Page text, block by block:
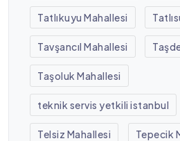
Tatlıkuyu Mahallesi
Tavşancıl Mahallesi
Taşoluk Mahallesi
teknik servis yetkili istanbul
Telsiz Mahallesi Tepecik